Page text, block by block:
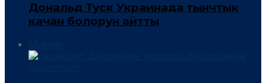
Дональд Туск Украинада тынчтык
качан болорун айтты